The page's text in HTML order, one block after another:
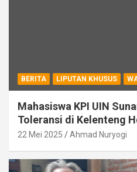
BERITA LIPUTAN KHUSUS
Mahasiswa KPI UIN
Toleransi di Kelenteng
22 Mei 2025 Ahmad Nuryogi